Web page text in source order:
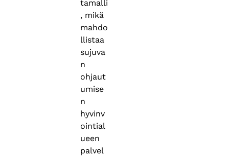
tamalli
, mikä
mahdo
llistaa
sujuva
n
ohjaut
umise
n
hyvinv
ointial
ueen
palvel